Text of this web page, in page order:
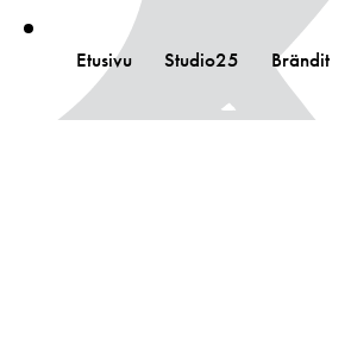
Etusivu Studio25 Brändit